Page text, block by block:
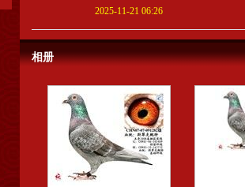
2025-11-21 06:26
相册